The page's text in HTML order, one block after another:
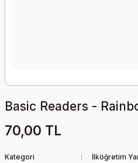
Basic Readers -
70,00 TL
Kategori İlköğretim